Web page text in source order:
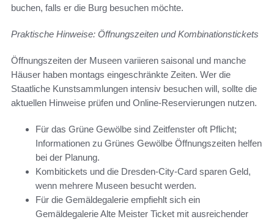
buchen, falls er die Burg besuchen möchte.
Praktische Hinweise: Öffnungszeiten und Kombinationstickets
Öffnungszeiten der Museen variieren saisonal und manche
Häuser haben montags eingeschränkte Zeiten. Wer die
Staatliche Kunstsammlungen intensiv besuchen will, sollte die
aktuellen Hinweise prüfen und Online-Reservierungen nutzen.
Für das Grüne Gewölbe sind Zeitfenster oft Pflicht;
Informationen zu Grünes Gewölbe Öffnungszeiten helfen
bei der Planung.
Kombitickets und die Dresden-City-Card sparen Geld,
wenn mehrere Museen besucht werden.
Für die Gemäldegalerie empfiehlt sich ein
Gemäldegalerie Alte Meister Ticket mit ausreichender